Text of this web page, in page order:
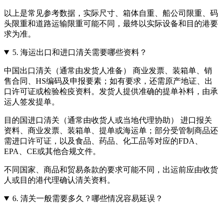
以上是常见参考数据，实际尺寸、箱体自重、船公司限重、码
头限重和道路运输限重可能不同，最终以实际设备和目的港要
求为准。
5. 海运出口和进口清关需要哪些资料？
中国出口清关（通常由发货人准备） 商业发票、装箱单、销
售合同、HS编码及申报要素；如有要求，还需原产地证、出
口许可证或检验检疫资料。发货人提供准确的提单补料，由承
运人签发提单。
目的国进口清关（通常由收货人或当地代理协助） 进口报关
资料、商业发票、装箱单、提单或海运单；部分受管制商品还
需进口许可证，以及食品、药品、化工品等对应的FDA、
EPA、CE或其他合规文件。
不同国家、商品和贸易条款的要求可能不同，出运前应由收货
人或目的港代理确认清关资料。
6. 清关一般需要多久？哪些情况容易延误？